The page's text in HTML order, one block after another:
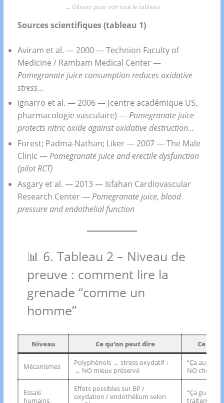
Sources scientifiques (tableau 1)
Aviram et al. — 2000 — Technion Faculty of
Medicine / Rambam Medical Center —
Pomegranate juice consumption reduces oxidative
stress…
Ignarro et al. — 2006 — (centre académique US,
pharmacologie vasculaire) —Pomegranate juice
protects nitric oxide against oxidative destruction…
Forest; Padma-Nathan; Liker — 2007 — The Male
Clinic —Pomegranate juice and erectile dysfunction
(pilot RCT)
Asgary et al. — 2013 — Isfahan Cardiovascular
Research Center —Pomegranate juice, blood
pressure and endothelial function
📊 6. Tableau 2 – Niveau de
preuve : comment lire la
grenade “comme un
homme”
Niveau Ce qu’on peut dire Ce
Mécanismes
Polyphénols → stress oxydatif ↓
→ NO mieux préservé
“Ça
NO chez
Essais
humains
Effets possibles sur BP /
oxydation / endothélium selon
“Ça guérit”
traitement”